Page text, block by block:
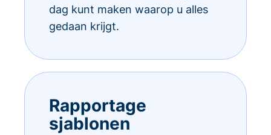
dag kunt maken waarop u alles
gedaan krijgt.
Rapportage
sjablonen